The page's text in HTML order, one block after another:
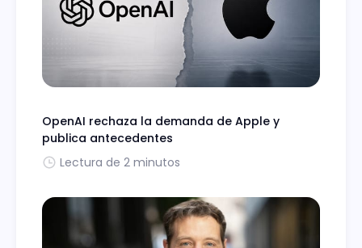
OpenAI rechaza la demanda de Apple y
publica antecedentes
Lectura de 2 minutos